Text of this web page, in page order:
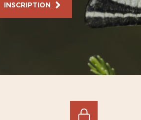
INSCRIPTION